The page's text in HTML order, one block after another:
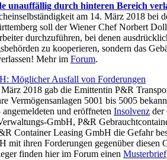
unauffällig durch hinteren Bereich
am 14. März 2018 bei
soll der Wiener Chef Norbert
durchzuführen, bei denen
zu kooperieren, sondern das
Mehr im Forum.
Möglicher Ausfall von Forderungen
2018 gab die Emittentin P&R
Vermögensanlagen 5001 bis 5005
und eröffneten Insolvenz der
GmbH, P&R
Container Leasing GmbH die Gefahr
mit ihren Forderungen gegenüber diesen
finden hier im Forum einen Musterbrief